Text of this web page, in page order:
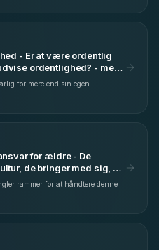
- Er at være ordentlig
ordentlighed? - med
for mere end sin egen
for ældre - De
de bringer med sig, er
at undersøge - med Asim
rammer for at håndtere denne